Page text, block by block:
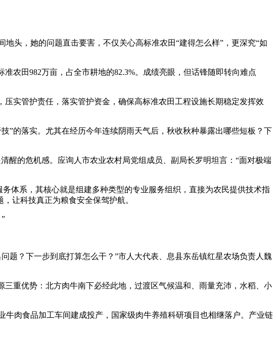
，她的问题直击要害，不仅关心高标准农田“建得怎么样”，更深究“如
田982万亩，占全市耕地的82.3%。成绩亮眼，但话锋随即转向难点
实管护责任，落实管护资金，确保高标准农田工程设施长期稳定发挥效
的落实。尤其在经历今年连续阴雨天气后，秋收秋种暴露出哪些短板？下
的危机感。应询人市农业农村局党组成员、副局长罗明坦言：“面对极端
体系，其核心就是组建多种类型的专业服务组织，直接为农民提供技术指
让科技真正为粮食安全保驾护航。
？下一步到底打算怎么干？”市人大代表、息县东岳镇红星农场负责人魏
重优势：北方肉牛南下必经此地，过渡区气候温和、雨量充沛，水稻、小
食品加工车间建成投产，国家级肉牛养殖科研项目也相继落户。产业链